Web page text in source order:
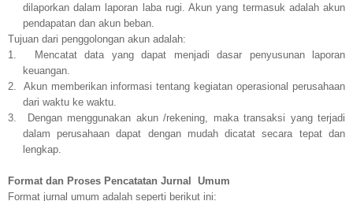
dilaporkan dalam laporan laba rugi. Akun yang termasuk adalah akun
pendapatan dan akun beban.
Tujuan dari penggolongan akun adalah:
1.
Mencatat data yang dapat menjadi dasar penyusunan laporan
keuangan.
2.
Akun memberikan informasi tentang kegiatan operasional perusahaan
dari waktu ke waktu.
3.
Dengan menggunakan akun /rekening, maka transaksi yang terjadi
dalam perusahaan dapat dengan mudah dicatat secara tepat dan
lengkap.
Format dan Proses Pencatatan Jurnal
Umum
Format jurnal umum adalah seperti berikut ini: